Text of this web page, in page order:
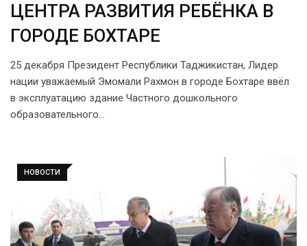
ЦЕНТРА РАЗВИТИЯ РЕБЁНКА В
ГОРОДЕ БОХТАРЕ
25 декабря Президент Республики Таджикистан, Лидер
нации уважаемый Эмомали Рахмон в городе Бохтаре ввёл
в эксплуатацию здание Частного дошкольного
образовательного…
НОВОСТИ